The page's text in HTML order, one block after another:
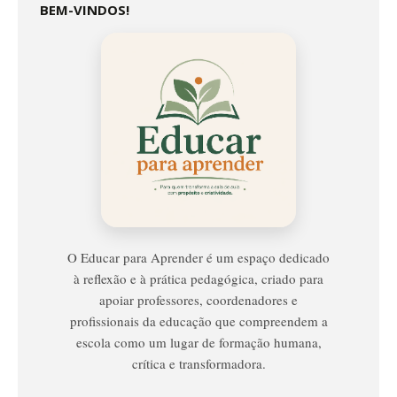
BEM-VINDOS!
Educar
Para
O Educar para Aprender é um espaço dedicado
à reflexão e à prática pedagógica, criado para
apoiar professores, coordenadores e
profissionais da educação que compreendem a
escola como um lugar de formação humana,
crítica e transformadora.